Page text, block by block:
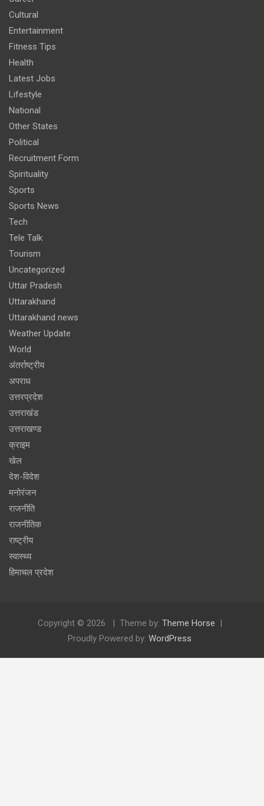
Cultural
Entertainment
Fitness Tips
Health
Latest Jobs
Lifestyle
National
Other States
Political
Recruitment Form
Spirituality
Sports
Sports News
Tech
Tele Talk
Tourism
Uncategorized
Uttar Pradesh
Uttarakhand
Uttarakhand news
Weather Update
World
अंतर्राष्ट्रीय
अपराध
उत्तरप्रदेश
उत्तराखंड
उत्तराखण्ड
क्राइम
खेल
देश-विदेश
मनोरंजन
राजनीति
राजनीतिक
राष्ट्रीय
स्वास्थ्य
हिमाचल प्रदेश
Copyright © 2026 Theme by: Theme Horse
Proudly Powered by: WordPress